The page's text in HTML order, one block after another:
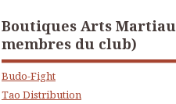
Boutiques Arts
membres du club)
Budo-Fight
Tao Distribution